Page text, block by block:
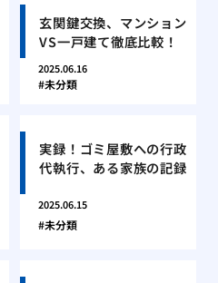
玄関鍵交換、マンション
VS一戸建て徹底比較！
2025.06.16
未分類
実録！ゴミ屋敷への行政
代執行、ある家族の記録
2025.06.15
未分類